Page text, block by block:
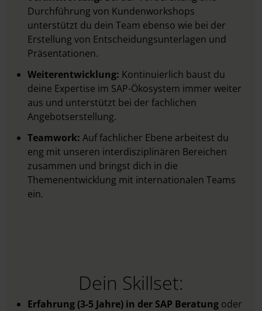
Durchführung von Kundenworkshops
unterstützt du dein Team ebenso wie bei der
Erstellung von Entscheidungsunterlagen und
Präsentationen.
Weiterentwicklung: Kontinuierlich baust du
deine Expertise im SAP-Ökosystem immer weiter
aus und unterstützt bei der fachlichen
Angebotserstellung.
Teamwork: Auf fachlicher Ebene arbeitest du
eng mit unseren interdisziplinären Bereichen
zusammen und bringst dich in die
Themenentwicklung mit internationalen Teams
ein.
Dein Skillset:
Erfahrung (3-5 Jahre) in der SAP Beratung oder